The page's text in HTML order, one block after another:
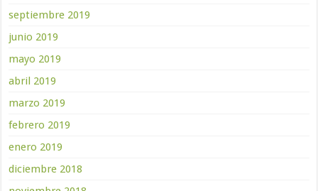
septiembre 2019
junio 2019
mayo 2019
abril 2019
marzo 2019
febrero 2019
enero 2019
diciembre 2018